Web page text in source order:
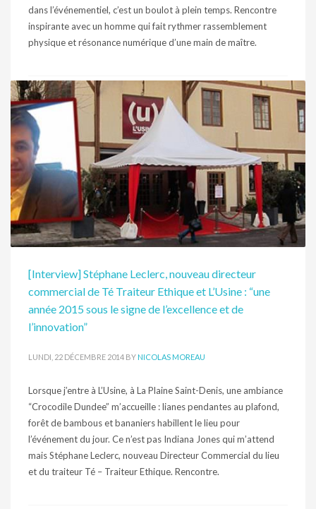
dans l’événementiel, c’est un boulot à plein temps. Rencontre
inspirante avec un homme qui fait rythmer rassemblement
physique et résonance numérique d’une main de maître.
PUBLISHED IN INTERVIEW
[Interview] Stéphane Leclerc, nouveau directeur
commercial de Té Traiteur Ethique et L’Usine : “une
année 2015 sous le signe de l’excellence et de
l’innovation”
LUNDI, 22 DÉCEMBRE 2014 BY NICOLAS MOREAU
Lorsque j’entre à L’Usine, à La Plaine Saint-Denis, une ambiance
“Crocodile Dundee” m’accueille : lianes pendantes au plafond,
forêt de bambous et bananiers habillent le lieu pour
l’événement du jour. Ce n’est pas Indiana Jones qui m’attend
mais Stéphane Leclerc, nouveau Directeur Commercial du lieu
et du traiteur Té – Traiteur Ethique. Rencontre.